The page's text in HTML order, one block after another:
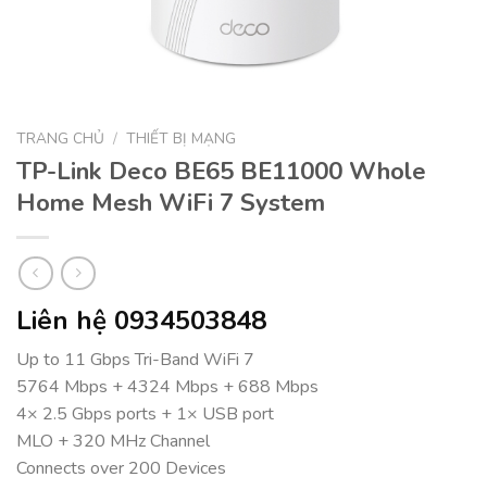
TRANG CHỦ / THIẾT BỊ MẠNG
TP-Link Deco BE65 BE11000 Whole
Home Mesh WiFi 7 System
Liên hệ 0934503848
Up to 11 Gbps Tri-Band WiFi 7
5764 Mbps + 4324 Mbps + 688 Mbps
4× 2.5 Gbps ports + 1× USB port
MLO + 320 MHz Channel
Connects over 200 Devices